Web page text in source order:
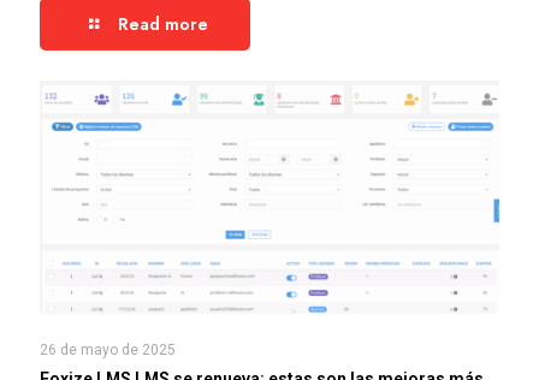
Read more
26 de mayo de 2025